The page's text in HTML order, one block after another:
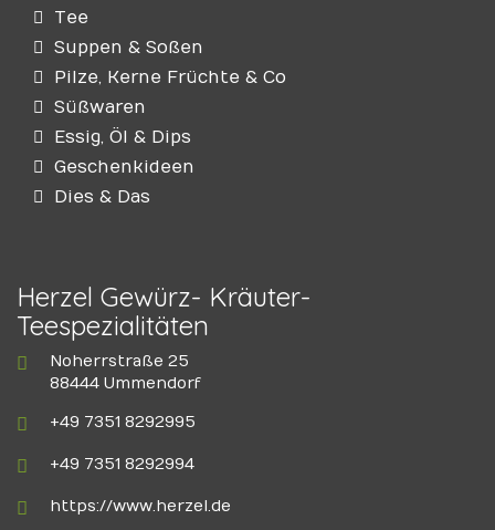
Tee
Suppen & Soßen
Pilze, Kerne Früchte & Co
Süßwaren
Essig, Öl & Dips
Geschenkideen
Dies & Das
Herzel Gewürz- Kräuter-
Teespezialitäten
Noherrstraße 25
88444 Ummendorf
+49 7351 8292995
+49 7351 8292994
https://www.herzel.de